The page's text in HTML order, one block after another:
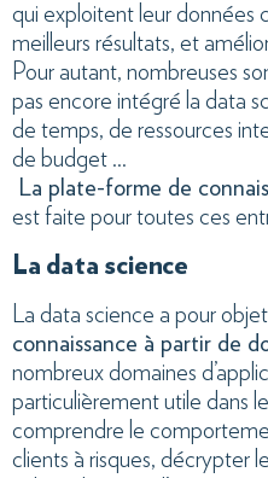
qui exploitent leur données
meilleurs résultats, et
Pour autant, nombreuses
pas encore intégré la data
de temps, de ressources
de budget …
La plate-forme de
est faite pour toutes ces
La data science
La data science a pour
connaissance à partir de
nombreux domaines
particulièrement utile dans
comprendre le
clients à risques, décrypter